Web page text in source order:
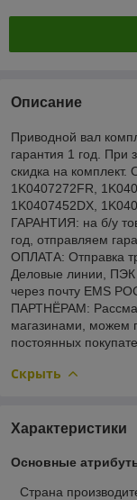
Описание
Приводной вал
гарантия 1 год. При
скидка на комплект.
1K0407272FR,
1K0407452DX,
ГАРАНТИЯ: на б/у
год, отправляем
ОПЛАТА: Отправка
Деловые линии,
через почту EMS
ПАРТНЁРАМ:
магазинами, можем
постоянных
Скрыть
Характеристики
Основные
Страна